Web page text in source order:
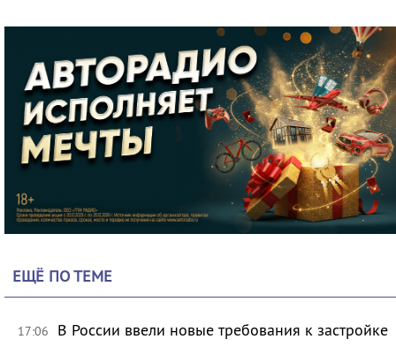
ЕЩЁ ПО ТЕМЕ
17:06 В России ввели новые требования к застройке